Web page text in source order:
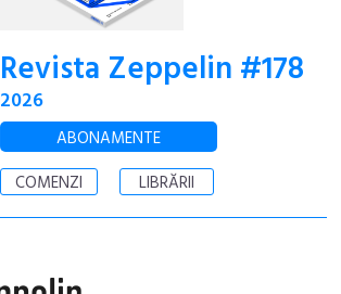
Revista Zeppelin #178
2026
ABONAMENTE
COMENZI
LIBRĂRII